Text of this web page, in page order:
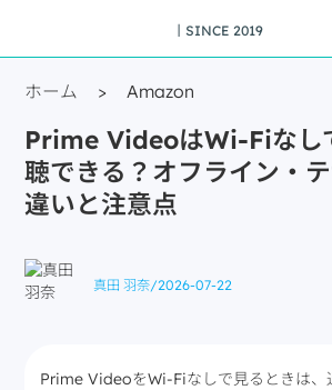
丨SINCE 2019
ホーム > Amazon
Prime VideoはWi-Fiなし
聴できる？オフライン・
違いと注意点
真田 羽奈/2026-07-22
Prime VideoをWi-Fiなしで見るときは、